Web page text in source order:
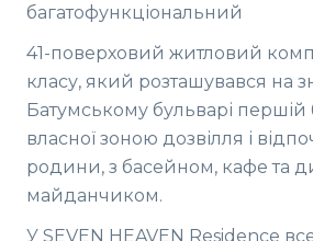
багатофункціональний
41-поверховий житловий
класу, який розташувався на
Батумському бульварі першій
власної зоною дозвілля і
родини, з басейном, кафе та
майданчиком.
У SEVEN HEAVEN Residence